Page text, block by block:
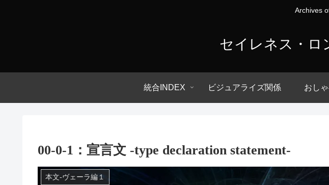
Archives
セイレネス・ロ
統合INDEX ビジュアライズ関係 おし
00-0-1：宣言文 -type declaration statement-
本文-ヴェーラ編１